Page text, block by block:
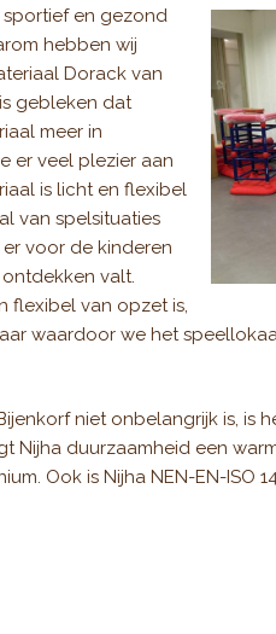
sportief en gezond
hebben wij
Dorack van
gebleken dat
meer in
er veel plezier aan
is licht en flexibel
van spelsituaties
voor de kinderen
valt.
flexibel van opzet is,
waardoor we het
niet onbelangrijk is, is
Nijha duurzaamheid een
Ook is Nijha NEN-EN-ISO